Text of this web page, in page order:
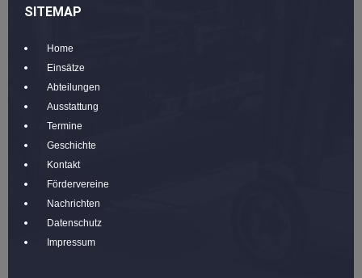
SITEMAP
Home
Einsätze
Abteilungen
Ausstattung
Termine
Geschichte
Kontakt
Fördervereine
Nachrichten
Datenschutz
Impressum